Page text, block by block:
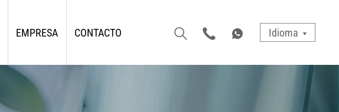
EMPRESA CONTACTO Idioma